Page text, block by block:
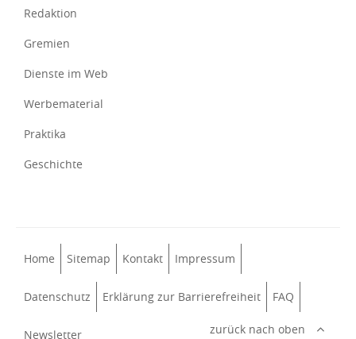
Redaktion
Gremien
Dienste im Web
Werbematerial
Praktika
Geschichte
Home Sitemap Kontakt Impressum
Datenschutz Erklärung zur Barrierefreiheit FAQ
Newsletter zurück nach oben